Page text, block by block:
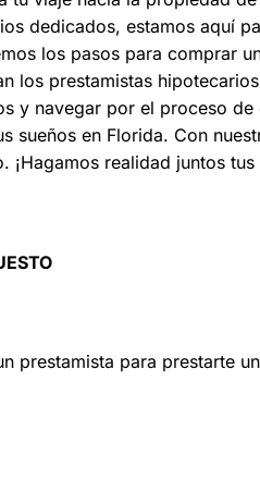
dedicados, estamos aquí
los pasos para comprar
los prestamistas
y navegar por el proceso
sueños en Florida. Con
¡Hagamos realidad juntos
prestamista para prestarte